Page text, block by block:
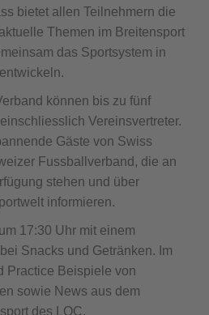
bietet allen Teilnehmern die
Themen im Breitensport
das Sportsystem in
können bis zu fünf
Vereinsvertreter.
Gäste von Swiss
Fussballverband, die an
stehen und über
informieren.
17:30 Uhr mit einem
Snacks und Getränken. Im
Practice Beispiele von
sowie News aus dem
des LOC.